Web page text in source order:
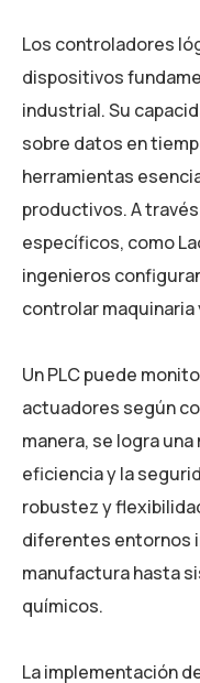
Los controladores
dispositivos
industrial. Su
sobre datos en
herramientas
productivos. A
específicos, como
ingenieros
controlar
Un PLC puede
actuadores según
manera, se logra
eficiencia y la
robustez y
diferentes entornos
manufactura hasta
químicos.
La implementación